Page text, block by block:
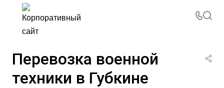
Перевозка военной
техники в Губкине